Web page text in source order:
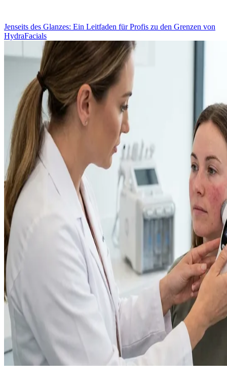
Jenseits des Glanzes: Ein Leitfaden für Profis zu den Grenzen von
HydraFacials